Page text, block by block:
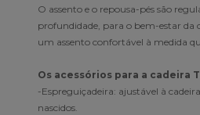
O assento e o repousa-pés são
profundidade, para o bem-estar da
um assento confortável à medida
Os acessórios para a cadeira
-Espreguiçadeira: ajustável à
nascidos.